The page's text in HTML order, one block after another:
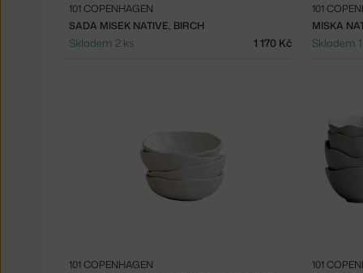
SADA MISEK NATIVE, BIRCH
101 COPENHAGEN
Skladem 2 ks 1 170 Kč
MISKA
101
Skladem
101 COPENHAGEN 101